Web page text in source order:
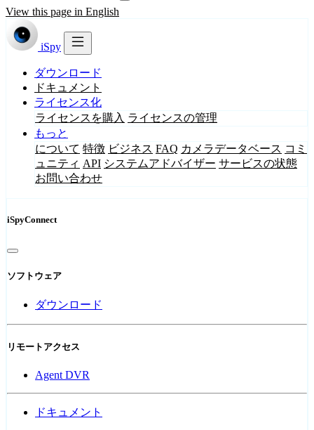
View this page in English
iSpy
ダウンロード
ドキュメント
ライセンス化
ライセンスを購入 ライセンスの管理
もっと
について 特徴 ビジネス FAQ カメラデータベース コミ
ュニティ API システムアドバイザー サービスの状態
お問い合わせ
iSpyConnect
ソフトウェア
ダウンロード
リモートアクセス
Agent DVR
ドキュメント